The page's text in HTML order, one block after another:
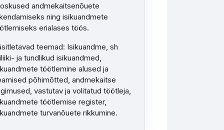
andmekaitsenõuete
ning isikuandmete
erialases töös.
teemad: Isikuandme, sh
ja tundlikud isikuandmed,
töötlemine alused ja
põhimõtted, andmekaitse
vastutav ja volitatud töötleja,
töötlemise register,
turvanõuete rikkumine.